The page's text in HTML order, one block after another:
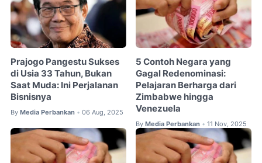
Prajogo Pangestu Sukses
di Usia 33 Tahun, Bukan
Saat Muda: Ini Perjalanan
Bisnisnya
By Media Perbankan • 06 Aug, 2025
5 Contoh Negara yang
Gagal Redenominasi:
Pelajaran Berharga dari
Zimbabwe hingga
Venezuela
By Media Perbankan • 11 Nov, 2025